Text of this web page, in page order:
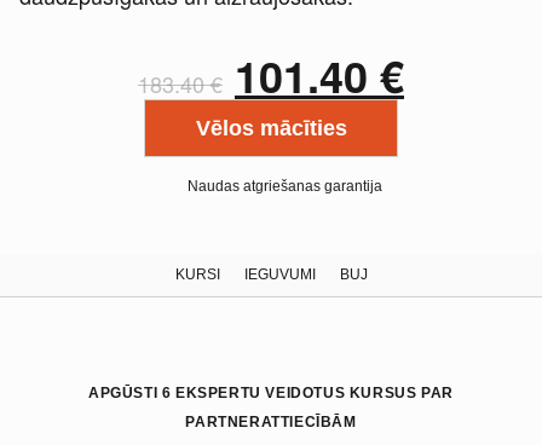
183.40€ 101.40 €
Vēlos mācīties
Naudas atgriešanas garantija
KURSI IEGUVUMI BUJ
APGŪSTI 6 EKSPERTU VEIDOTUS KURSUS PAR
PARTNERATTIECĪBĀM